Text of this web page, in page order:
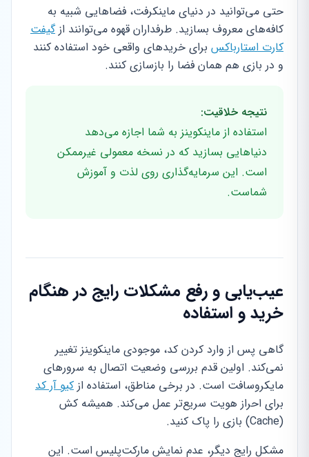
حتی می‌توانید در دنیای ماینکرفت، فضاهایی شبیه به
کافه‌های معروف بسازید. طرفداران قهوه می‌توانند ازگیفت
کارت استارباکس برای خریدهای واقعی خود استفاده کنند
و در بازی هم همان فضا را بازسازی کنند.
نتیجه خلاقیت:
استفاده از ماینکوینز به شما اجازه می‌دهد
دنیاهایی بسازید که در نسخه معمولی غیرممکن
است. این سرمایه‌گذاری روی لذت و آموزش
شماست.
عیب‌یابی و رفع مشکلات رایج در هنگام
خرید و استفاده
گاهی پس از وارد کردن کد، موجودی ماینکوینز تغییر
نمی‌کند. اولین قدم بررسی وضعیت اتصال به سرورهای
مایکروسافت است. در برخی مناطق، استفاده از کیو آر کد
برای احراز هویت سریع‌تر عمل می‌کند. همیشه کش
(Cache) بازی را پاک کنید.
مشکل رایج دیگر، عدم نمایش مارکت‌پلیس است. این